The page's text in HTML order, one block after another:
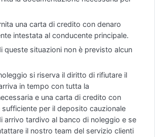
una carta di credito con denaro
intestata al conducente principale.
queste situazioni non è previsto alcun
si riserva il diritto di rifiutare il
in tempo con tutta la
e una carta di credito con
per il deposito cauzionale
arrivo tardivo al banco di noleggio e se
il nostro team del servizio clienti